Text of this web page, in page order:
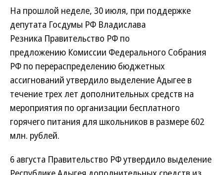
На прошлой неделе, 30 июля, при поддержке
депутата Госдумы РФ Владислава
Резника Правительство РФ по
предложению Комиссии Федерального Собрания
РФ по перераспределению бюджетных
ассигнований утвердило выделение Адыгее в
течение трех лет дополнительных средств на
мероприятия по организации бесплатного
горячего питания для школьников в размере 602
млн. рублей.
6 августа Правительство РФ утвердило выделение